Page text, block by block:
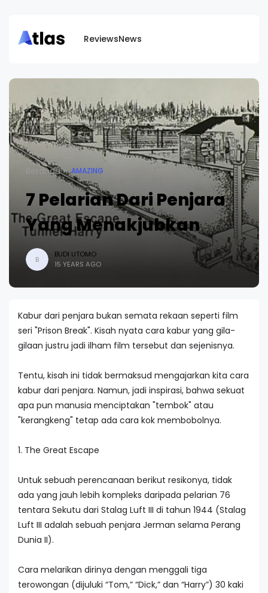
ReviewsNews
Beranda AMAZING
7 Pelarian Dari Penjara
Yang Menakjubkan
B
BUDI UTOMO
15 YEARS AGO
Kabur dari penjara bukan semata rekaan seperti film
seri "Prison Break". Kisah nyata cara kabur yang gila-
gilaan justru jadi ilham film tersebut dan sejenisnya.
Tentu, kisah ini tidak bermaksud mengajarkan kita cara
kabur dari penjara. Namun, jadi inspirasi, bahwa sekuat
apa pun manusia menciptakan "tembok" atau
"kerangkeng" tetap ada cara kok membobolnya.
1. The Great Escape
Untuk sebuah perencanaan berikut resikonya, tidak
ada yang jauh lebih kompleks daripada pelarian 76
tentara Sekutu dari Stalag Luft III di tahun 1944 (Stalag
Luft III adalah sebuah penjara Jerman selama Perang
Dunia II).
Cara melarikan dirinya dengan menggali tiga
terowongan (dijuluki “Tom,” “Dick,” dan “Harry”) 30 kaki